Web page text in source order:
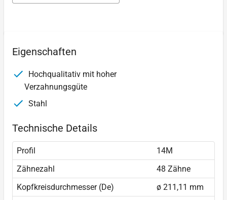
Eigenschaften
Hochqualitativ mit hoher
Verzahnungsgüte
Stahl
Technische Details
Profil
14M
Zähnezahl
48 Zähne
Kopfkreisdurchmesser (De)
ø 211,11 mm